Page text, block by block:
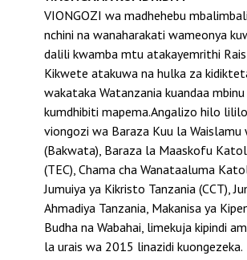
VIONGOZI wa madhehebu
nchini na wanaharakati wameonya
dalili kwamba mtu atakayemrithi Rais
Kikwete atakuwa na hulka za
wakataka Watanzania kuandaa mbinu
kumdhibiti mapema.Angalizo hilo
viongozi wa Baraza Kuu la Waislamu
(Bakwata), Baraza la Maaskofu
(TEC), Chama cha Wanataaluma
Jumuiya ya Kikristo Tanzania (CCT),
Ahmadiya Tanzania, Makanisa ya
Budha na Wabahai, limekuja kipindi
la urais wa 2015 linazidi kuongezeka.